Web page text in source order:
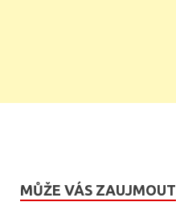
MŮŽE VÁS ZAUJMOUT